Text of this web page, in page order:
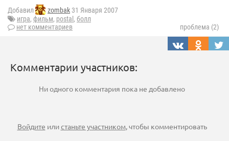
Добавил zombak 31 Января 2007
игра, фильм, postal , болл
нет комментариев
проблема (2)
Комментарии участников:
Ни одного комментария пока не добавлено
Войдите илистаньте участником, чтобы комментировать